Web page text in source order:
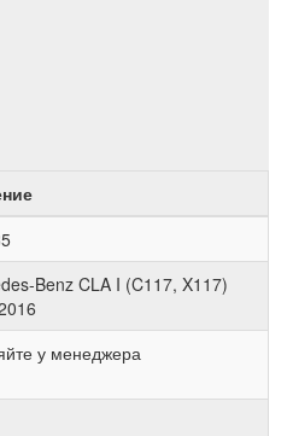
Benz CLA I (C117, X117)
у менеджера